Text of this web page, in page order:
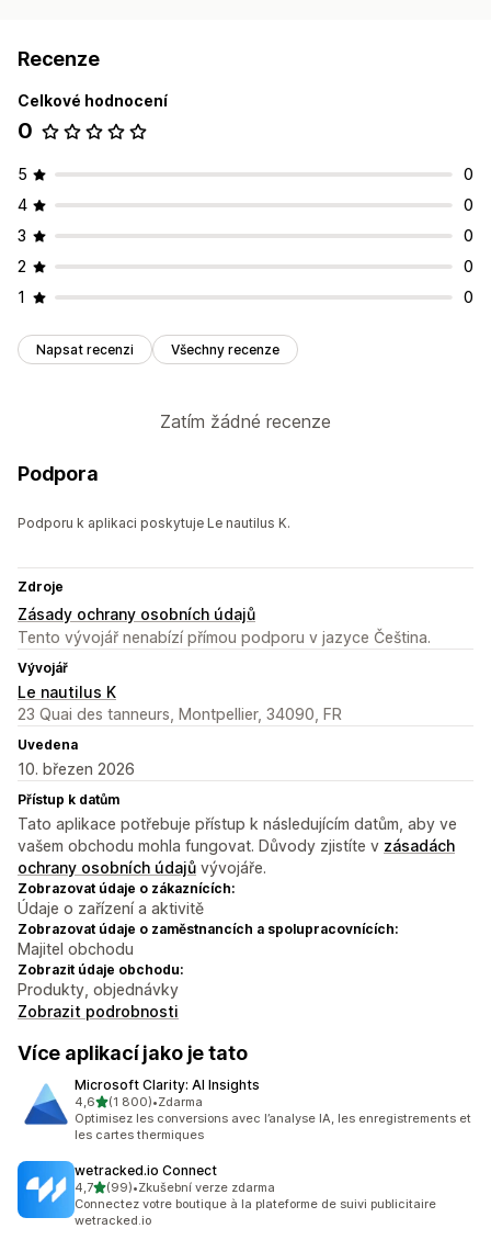
Recenze
Celkové hodnocení
0
5
0
4
0
3
0
2
0
1
0
Napsat recenzi Všechny recenze
Zatím žádné recenze
Podpora
Podporu k aplikaci poskytuje Le nautilus K.
Zdroje
Zásady ochrany osobních údajů
Tento vývojář nenabízí přímou podporu v jazyce Čeština.
Vývojář
Le nautilus K
23 Quai des tanneurs, Montpellier, 34090, FR
Uvedena
10. březen 2026
Přístup k datům
Tato aplikace potřebuje přístup k následujícím datům, aby ve
vašem obchodu mohla fungovat. Důvody zjistíte v zásadách
ochrany osobních údajů vývojáře.
Zobrazovat údaje o zákaznících:
Údaje o zařízení a aktivitě
Zobrazovat údaje o zaměstnancích a spolupracovnících:
Majitel obchodu
Zobrazit údaje obchodu:
Produkty, objednávky
Zobrazit podrobnosti
Více aplikací jako je tato
Microsoft Clarity: AI Insights
4,6z 5 hvězd
(1 800)
Celkový počet recenzí: 1800
•Zdarma
Optimisez les conversions avec l’analyse IA, les enregistrements et
les cartes thermiques
wetracked.io Connect
4,7z 5 hvězd
(99)
Celkový počet recenzí: 99
•Zkušební verze zdarma
Connectez votre boutique à la plateforme de suivi publicitaire
wetracked.io